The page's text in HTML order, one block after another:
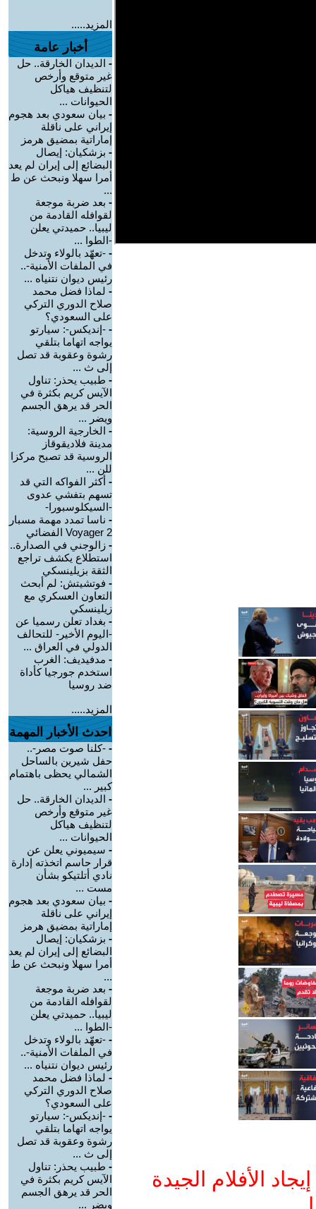
الأفلام الجيدة
المزيد.....
أخبار عامة
- الديدان الخارقة.. حل
غير متوقع وأرخص
لتنظيف هياكل
الحيوانات ...
- بيان سعودي بعد هجوم
إيراني على ناقلة
إماراتية بمضيق هرمز
- بزشكيان: إيصال
البضائع إلى إيران لم يعد
أمرا سهلا ونبحث عن ط
...
- بعد ضربة موجعة
لقوافله القادمة من
ليبيا.. حميدتي يعلن
-الطوا ...
- -تعهّد بالولاء وتدخل
في الملفات الأمنية-..
رئيس ديوان نتنياه ...
- لماذا فضل محمد
صلاح الدوري التركي
على السعودي؟
- -إنديكس-: سيارتو
يواجه اتهاما بتلقي
رشوة وعقوبة قد تصل
إلى ث ...
- طبيب يحذر: تناول
الآيس كريم بكثرة في
الحر قد يرهق الجسم
ويضر ...
- الخارجية الروسية:
مدينة فلاديقوقاز
الروسية قد تصبح مركزا
للن ...
- أكثر الفواكه التي قد
تسهم بتفشي عدوى
-السيكلوسبورا-
- ناسا تمدد مهمة مسبار
Voyager 2 الفضائي
- زالوجني في الصدارة..
استطلاع يكشف تراجع
الثقة بزيلينسكي
- فوتشيتش: لم أبحث
التعاون العسكري مع
زيلينسكي
- بغداد تعلن رسميا عن
-اليوم الأخير- للتحالف
الدولي في العراق ...
- مدفيديف: الغرب
استخدم جورجيا كأداة
ضد روسيا
المزيد.....
احدث الأخبار المهمة
- -كلنا صوت مصر-..
حفل شيرين بالساحل
الشمالي يحظى باهتمام
كبير ...
- الديدان الخارقة.. حل
غير متوقع وأرخص
لتنظيف هياكل
الحيوانات ...
- سيميوني يعلن عن
قرار حاسم اتخذته إدارة
نادي أتلتيكو بشأن
مست ...
- بيان سعودي بعد هجوم
إيراني على ناقلة
إماراتية بمضيق هرمز
- بزشكيان: إيصال
البضائع إلى إيران لم يعد
أمرا سهلا ونبحث عن ط
...
- بعد ضربة موجعة
لقوافله القادمة من
ليبيا.. حميدتي يعلن
-الطوا ...
- -تعهّد بالولاء وتدخل
في الملفات الأمنية-..
رئيس ديوان نتنياه ...
- لماذا فضل محمد
صلاح الدوري التركي
على السعودي؟
- -إنديكس-: سيارتو
يواجه اتهاما بتلقي
رشوة وعقوبة قد تصل
إلى ث ...
- طبيب يحذر: تناول
الآيس كريم بكثرة في
الحر قد يرهق الجسم
ويضر ...